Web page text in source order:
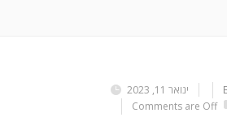
ינואר 11, 2023
Comments are Off